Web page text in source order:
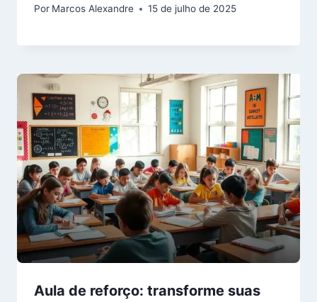
Por Marcos Alexandre 15 de julho de 2025
Aula de reforço: transforme suas